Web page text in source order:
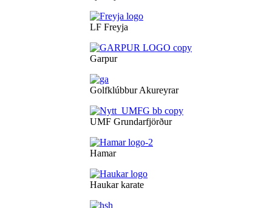
LF Freyja
Garpur
Golfklúbbur Akureyrar
UMF Grundarfjörður
Hamar
Haukar karate